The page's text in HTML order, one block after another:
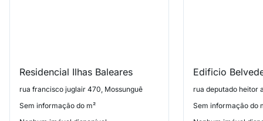
Residencial Ilhas Baleares
rua francisco juglair 470, Mossunguê
Sem informação do m²
Edificio
Sem informação do